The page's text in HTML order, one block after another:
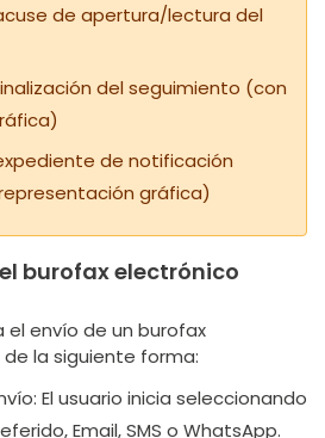
de apertura/lectura del
del seguimiento (con
de notificación
gráfica)
burofax electrónico
el envío de un burofax
la siguiente forma:
El usuario inicia seleccionando
Email, SMS o WhatsApp.